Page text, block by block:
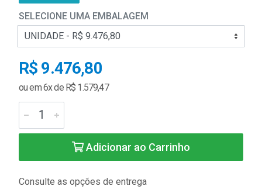
SELECIONE UMA EMBALAGEM
R$ 9.476,80
ou em 6x de R$ 1.579,47
Adicionar ao Carrinho
Consulte as opções de entrega